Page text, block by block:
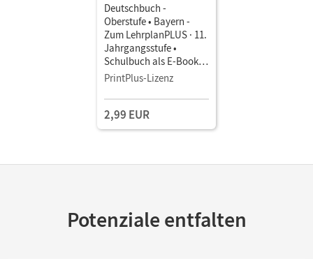
Deutschbuch -
Oberstufe • Bayern -
Zum LehrplanPLUS · 11.
Jahrgangsstufe •
Schulbuch als E-Book
Mit Medien
PrintPlus-Lizenz
2,99 EUR
Potenziale entfalten